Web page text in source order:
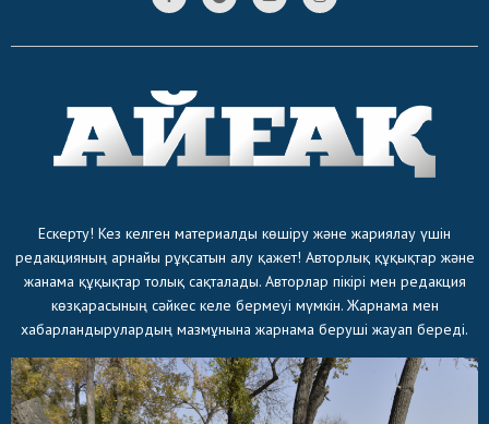
Ескерту! Кез келген материалды көшіру және жариялау үшін
редакцияның арнайы рұқсатын алу қажет! Авторлық құқықтар және
жанама құқықтар толық сақталады. Авторлар пікірі мен редакция
көзқарасының сәйкес келе бермеуі мүмкін. Жарнама мен
хабарландырулардың мазмұнына жарнама беруші жауап береді.